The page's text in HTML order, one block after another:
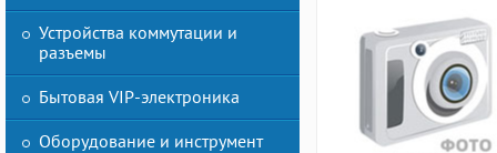
Устройства коммутации и
разъемы
Бытовая VIP-электроника
Оборудование и инструмент